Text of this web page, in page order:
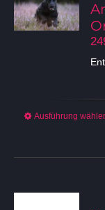
Ausführung